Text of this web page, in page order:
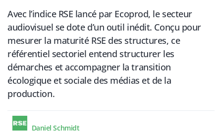
Avec l’indice RSE lancé par Ecoprod, le secteur
audiovisuel se dote d’un outil inédit. Conçu pour
mesurer la maturité RSE des structures, ce
référentiel sectoriel entend structurer les
démarches et accompagner la transition
écologique et sociale des médias et de la
production.
Daniel Schmidt